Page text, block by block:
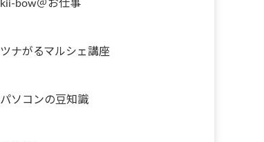
kii-bow＠お仕事
ツナがるマルシェ講座
パソコンの豆知識